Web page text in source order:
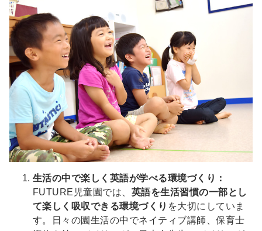
生活の中で楽しく英語が学べる環境づくり：
FUTURE児童園では、 英語を生活習慣の一部とし
て楽しく吸収できる環境づくり を大切にしていま
す。日々の園生活の中でネイティブ講師、保育士